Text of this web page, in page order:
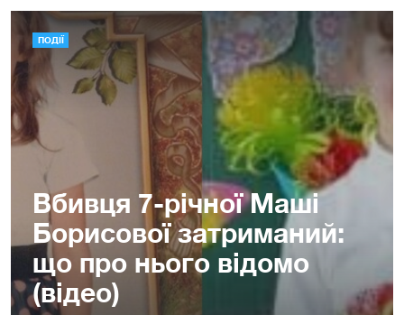
ПОДІЇ
Вбивця 7-річної Маші
Борисової затриманий:
що про нього відомо
(відео)